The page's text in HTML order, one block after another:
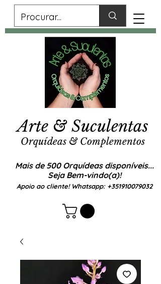
Mais de 500 Orquídeas disponíveis...
Seja Bem-vindo(a)!
Apoio ao cliente! Whatsapp: +351910079032
Arte & Suculentas
Orquídeas & Complementos